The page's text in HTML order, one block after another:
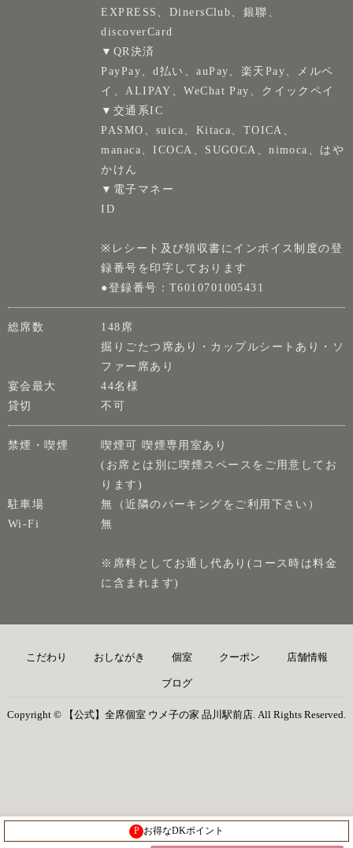
EXPRESS、DinersClub、銀聯、
discoverCard
▼QR決済
PayPay、d払い、auPay、楽天Pay、メルペ
イ、ALIPAY、WeChat Pay、クイックペイ
▼交通系IC
PASMO、suica、Kitaca、TOICA、
manaca、ICOCA、SUGOCA、nimoca、はや
かけん
▼電子マネー
ID
※レシート及び領収書にインボイス制度の登
録番号を印字しております
●登録番号：T6010701005431
総席数
148席
掘りごたつ席あり・カップルシートあり・ソ
ファー席あり
宴会最大
44名様
貸切
不可
禁煙・喫煙
喫煙可 喫煙専用室あり
(お席とは別に喫煙スペースをご用意してお
ります)
駐車場
無（近隣のパーキングをご利用下さい）
Wi-Fi
無
※席料としてお通し代あり(コース時は料金
に含まれます)
こだわり おしながき 個室 クーポン 店舗情報
ブログ
Copyright © 【公式】全席個室 ウメ子の家 品川駅前店. All Rights Reserved.
P お得なDKポイント